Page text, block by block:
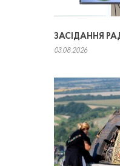
ЗАСІДАННЯ
03.08.2026